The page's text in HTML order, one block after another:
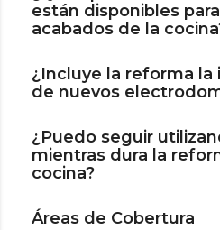
están disponibles
acabados de la
¿Incluye la reforma la
de nuevos
¿Puedo seguir
mientras dura la
cocina?
Áreas de Cobertura